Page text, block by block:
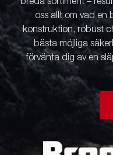
oss allt om vad en
konstruktion, robust
bästa möjliga
förvänta dig av en